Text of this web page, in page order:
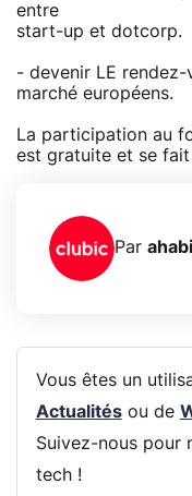
entre
start-up et dotcorp.
- devenir LE
marché européens.
La participation au
est gratuite et se
Par
Vous êtes un
Actualitésou de
Suivez-nous pour
tech !